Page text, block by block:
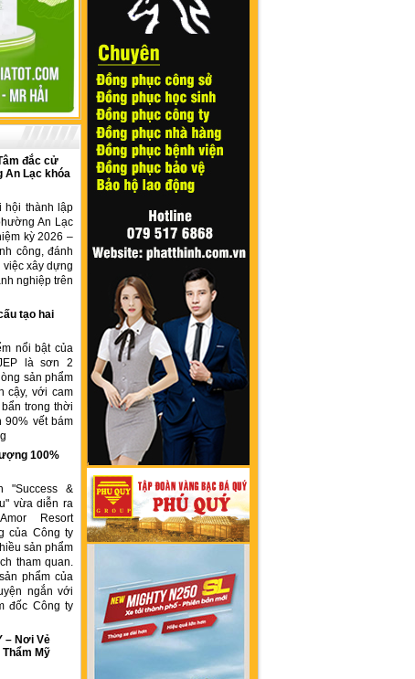
đắc cử
An Lạc khóa
hội thành lập
An Lạc
kỳ 2026 –
công, đánh
xây dựng
nghiệp trên
tạo hai
nổi bật của
là sơn 2
sản phẩm
cậy, với cam
trong thời
90% vết bám
100%
"Success &
vừa diễn ra
Resort
của Công ty
sản phẩm
tham quan.
phẩm của
ngắn với
đốc Công ty
– Nơi Vẻ
Mỹ